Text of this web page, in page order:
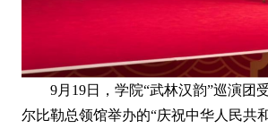
9月19日，学院“武林汉韵”巡演团
尔比勒总领馆举办的“庆祝中华人民共